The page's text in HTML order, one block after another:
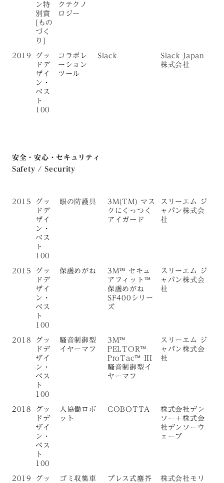
ン特
別賞
[もの
づく
り]
クテクノ
ロジー
2019
グッ
ドデ
ザイ
ン・
ベス
ト
100
コラボレ
ーション
ツール
Slack
Slack Japan
株式会社
安全・安心・セキュリティ
Safety / Security
2015
グッ
ドデ
ザイ
ン・
ベス
ト
100
眼の防護具
3M(TM) マス
クにくっつく
アイガード
スリーエム ジ
ャパン株式会
社
2015
グッ
ドデ
ザイ
ン・
ベス
ト
100
保護めがね
3M™ セキュ
アフィット™
保護めがね
SF400シリー
ズ
スリーエム ジ
ャパン株式会
社
2018
グッ
ドデ
ザイ
ン・
ベス
ト
100
騒音制御型
イヤーマフ
3M™
PELTOR™
ProTac™ III
騒音制御型イ
ヤーマフ
スリーエム ジ
ャパン株式会
社
2018
グッ
ドデ
ザイ
ン・
ベス
ト
100
人協働ロボ
ット
COBOTTA
株式会社デン
ソー＋株式会
社デンソーウ
ェーブ
2019
グッ
ゴミ収集車
プレス式塵芥
株式会社モリ